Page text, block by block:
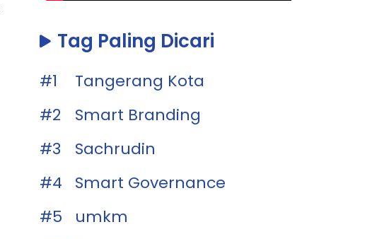
Tag Paling Dicari
#1
Tangerang Kota
#2
Smart Branding
#3
Sachrudin
#4
Smart Governance
#5
umkm